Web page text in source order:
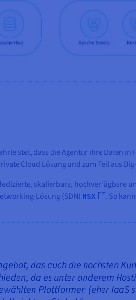
dass die Agentur ihre Daten in
Cloud Lösung und zum Teil aus
skalierbare, hochverfügbare
Lösung (SDN) NSX
. So
das auch die höchsten
da es unter anderem
Plattformen (eher IaaS